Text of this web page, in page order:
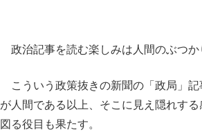
政治記事を読む楽しみは人間のぶつか
こういう政策抜きの新聞の「政局」
が人間である以上、そこに見え隠れす
図る役目も果たす。